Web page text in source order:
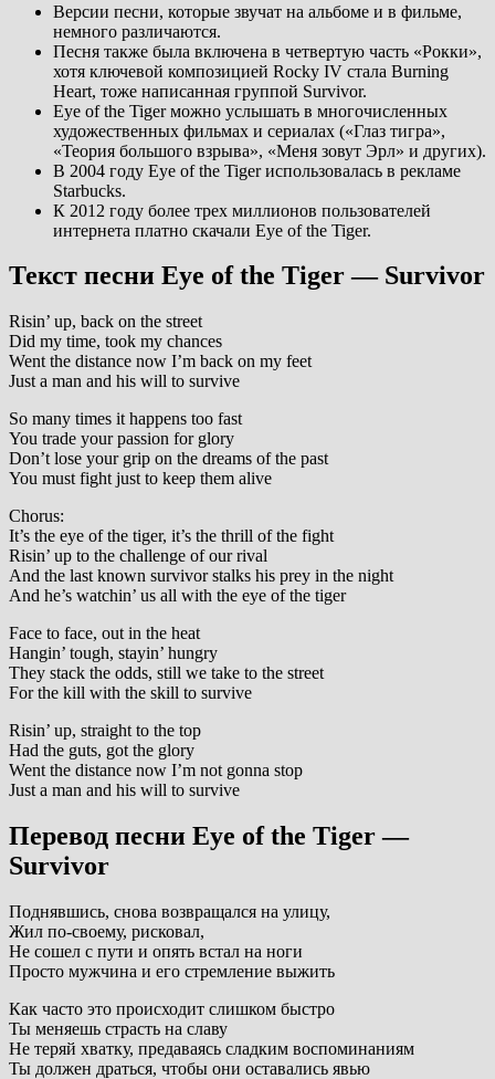
Версии песни, которые звучат на альбоме и в фильме,
немного различаются.
Песня также была включена в четвертую часть «Рокки»,
хотя ключевой композицией Rocky IV стала Burning
Heart, тоже написанная группой Survivor.
Eye of the Tiger можно услышать в многочисленных
художественных фильмах и сериалах («Глаз тигра»,
«Теория большого взрыва», «Меня зовут Эрл» и других).
В 2004 году Eye of the Tiger использовалась в рекламе
Starbucks.
К 2012 году более трех миллионов пользователей
интернета платно скачали Eye of the Tiger.
Текст песни Eye of the Tiger — Survivor
Risin’ up, back on the street
Did my time, took my chances
Went the distance now I’m back on my feet
Just a man and his will to survive
So many times it happens too fast
You trade your passion for glory
Don’t lose your grip on the dreams of the past
You must fight just to keep them alive
Chorus:
It’s the eye of the tiger, it’s the thrill of the fight
Risin’ up to the challenge of our rival
And the last known survivor stalks his prey in the night
And he’s watchin’ us all with the eye of the tiger
Face to face, out in the heat
Hangin’ tough, stayin’ hungry
They stack the odds, still we take to the street
For the kill with the skill to survive
Risin’ up, straight to the top
Had the guts, got the glory
Went the distance now I’m not gonna stop
Just a man and his will to survive
Перевод песни Eye of the Tiger —
Survivor
Поднявшись, снова возвращался на улицу,
Жил по-своему, рисковал,
Не сошел с пути и опять встал на ноги
Просто мужчина и его стремление выжить
Как часто это происходит слишком быстро
Ты меняешь страсть на славу
Не теряй хватку, предаваясь сладким воспоминаниям
Ты должен драться, чтобы они оставались явью